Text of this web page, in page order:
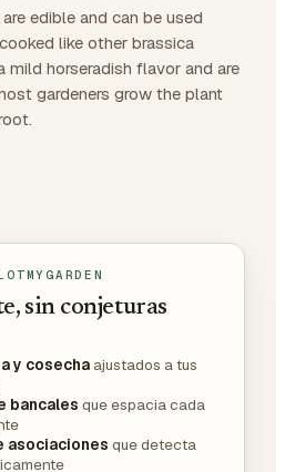
edible and can be used
like other brassica
mild horseradish flavor and are
gardeners grow the plant
sin conjeturas
y cosecha ajustados a tus
bancales que espacia cada
asociaciones que detecta